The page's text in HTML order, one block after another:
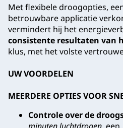
Met flexibele droogopties,
betrouwbare applicatie
vermindert hij het
consistente resultaten van
klus, met het volste
UW VOORDELEN
MEERDERE OPTIES VOOR
Controle over de